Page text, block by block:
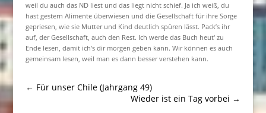
weil du auch das ND liest und das liegt nicht schief. Ja ich weiß, du
hast gestern Alimente überwiesen und die Gesellschaft für ihre Sorge
gepriesen, wie sie Mutter und Kind deutlich spüren lässt. Pack’s ihr
auf, der Gesellschaft, auch den Rest. Ich werde das Buch heut‘ zu
Ende lesen, damit ich’s dir morgen geben kann. Wir können es auch
gemeinsam lesen, weil man es dann besser verstehen kann.
← Für unser Chile (Jahrgang 49)
Wieder ist ein Tag vorbei →